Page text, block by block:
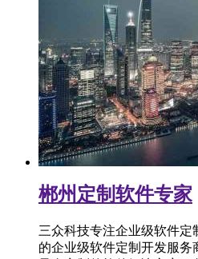
郴州定制软件专家
三众科技专注企业级软件
的企业级软件定制开发服